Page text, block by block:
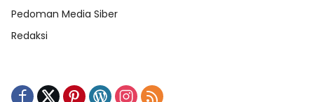
Pedoman Media Siber
Redaksi